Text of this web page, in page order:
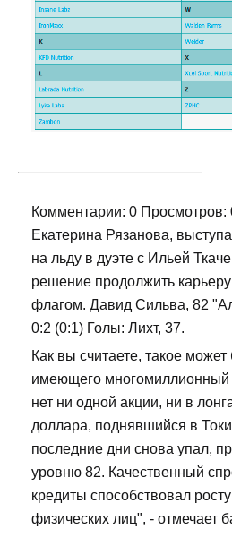
Комментарии: 0 Просмотров:
Екатерина Рязанова,
на льду в дуэте с Ильей
решение продолжить
флагом. Давид Сильва, 82
0:2 (0:1) Голы: Лихт, 37.
Как вы считаете, такое может
имеющего многомиллионный
нет ни одной акции, ни в
доллара, поднявшийся в
последние дни снова упал,
уровню 82. Качественный
кредиты способствовал
физических лиц", - отмечает